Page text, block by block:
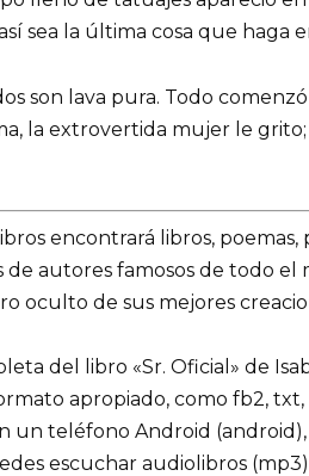
sea la última cosa que haga
son lava pura. Todo
la extrovertida mujer le
encontrará libros, poemas,
de autores famosos de todo
oculto de sus mejores
del libro «Sr. Oficial» de
apropiado, como fb2,
un teléfono Android (android),
escuchar audiolibros